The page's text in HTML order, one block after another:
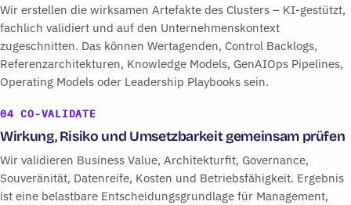
Wir erstellen die wirksamen Artefakte des Clusters – KI-gestützt,
fachlich validiert und auf den Unternehmenskontext
zugeschnitten. Das können Wertagenden, Control Backlogs,
Referenzarchitekturen, Knowledge Models, GenAIOps Pipelines,
Operating Models oder Leadership Playbooks sein.
04 CO-VALIDATE
Wirkung, Risiko und Umsetzbarkeit gemeinsam prüfen
Wir validieren Business Value, Architekturfit, Governance,
Souveränität, Datenreife, Kosten und Betriebsfähigkeit. Ergebnis
ist eine belastbare Entscheidungsgrundlage für Management,